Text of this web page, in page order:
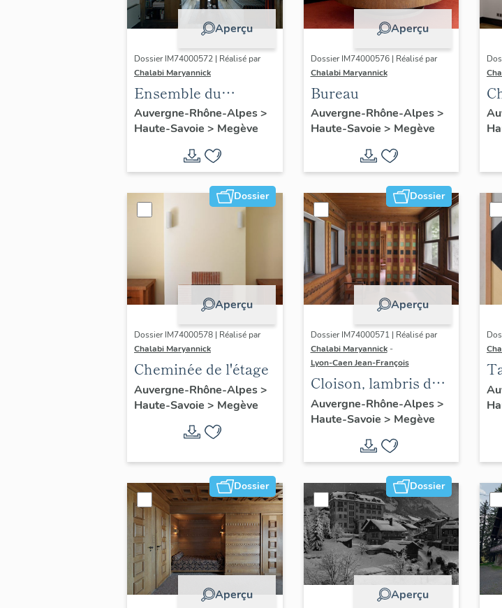
Aperçu
Dossier IM74000572 | Réalisé par
Chalabi Maryannick
Ensemble du
mobilier d'un
appartement :
bibliothèque ;
armoire ; chaise ;
table à manger
Auvergne-Rhône-Alpes>
Haute-Savoie > Megève
Aperçu
Dossier IM74000576 | Réalisé par
Chalabi Maryannick
Bureau
Auvergne-Rhône-Alpes>
Haute-Savoie > Megève
Dossier
Aperçu
Dossier IM74000578 | Réalisé par
Chalabi Maryannick
Cheminée de l'étage
Auvergne-Rhône-Alpes>
Haute-Savoie > Megève
Dossier
Aperçu
Dossier IM74000571 | Réalisé par
Chalabi Maryannick -
Lyon-Caen Jean-François
Cloison, lambris de
revêtement
Auvergne-Rhône-Alpes>
Haute-Savoie > Megève
Dossier
Aperçu
Dossier
Aperçu